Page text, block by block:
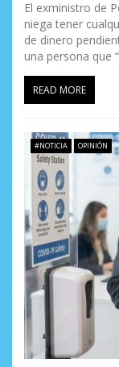
El exministro de
niega tener
de dinero
una persona que
READ MORE
#NOTICIA OPINIÓN